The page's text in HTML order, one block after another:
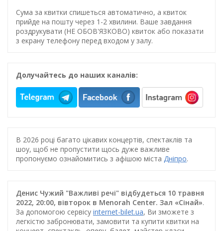
Сума за квитки спишеться автоматично, а квиток
прийде на пошту через 1-2 хвилини. Ваше завдання
роздрукувати (НЕ ОБОВ'ЯЗКОВО) квиток або показати
з екрану телефону перед входом у залу.
Долучайтесь до наших каналів:
В 2026 році багато цікавих концертів, спектаклів та
шоу, щоб не пропустити щось дуже важливе
пропонуємо ознайомитись з афішою міста Дніпро.
Денис Чужий "Важливі речі" відбудеться 10 травня
2022, 20:00, вівторок в Menorah Center. Зал «Сінай».
За допомогою сервісу internet-bilet.ua, Ви зможете з
легкістю забронювати, замовити та купити квитки на